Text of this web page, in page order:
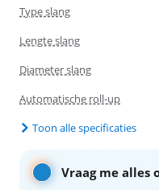
Type slang
Lengte slang
Diameter slang
Automatische roll-up
Toon alle specificaties
Vraag me alles